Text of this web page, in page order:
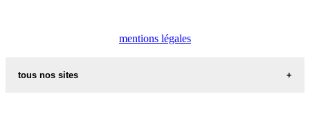
mentions légales
tous nos sites